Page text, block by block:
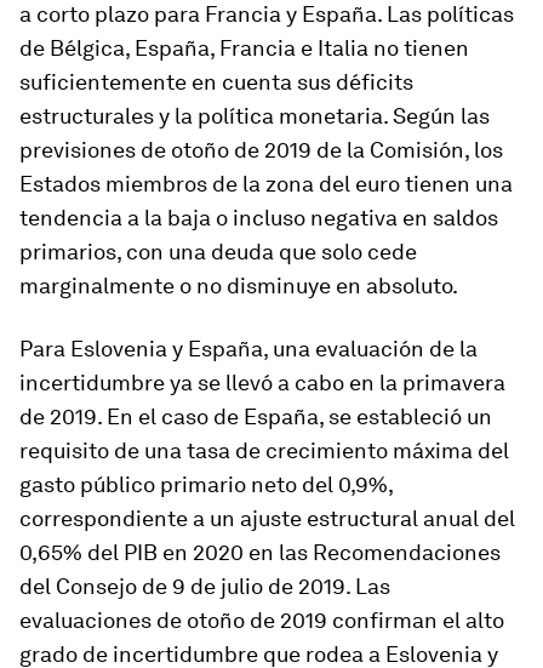
a corto plazo para Francia y España. Las políticas
de Bélgica, España, Francia e Italia no tienen
suficientemente en cuenta sus déficits
estructurales y la política monetaria. Según las
previsiones de otoño de 2019 de la Comisión, los
Estados miembros de la zona del euro tienen una
tendencia a la baja o incluso negativa en saldos
primarios, con una deuda que solo cede
marginalmente o no disminuye en absoluto.
Para Eslovenia y España, una evaluación de la
incertidumbre ya se llevó a cabo en la primavera
de 2019. En el caso de España, se estableció un
requisito de una tasa de crecimiento máxima del
gasto público primario neto del 0,9%,
correspondiente a un ajuste estructural anual del
0,65% del PIB en 2020 en las Recomendaciones
del Consejo de 9 de julio de 2019. Las
evaluaciones de otoño de 2019 confirman el alto
grado de incertidumbre que rodea a Eslovenia y